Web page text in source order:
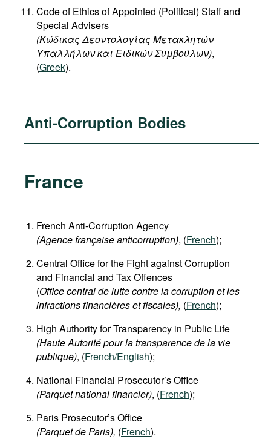
Code of Ethics of Appointed (Political) Staff and
Special Advisers
(Κώδικας Δεοντολογίας Μετακλητών
Υπαλλήλων και Ειδικών Συμβούλων),
(Greek).
Anti-Corruption Bodies
France
French Anti-Corruption Agency
(Agence française anticorruption), (French);
Central Office for the Fight against Corruption
and Financial and Tax Offences
(Office central de lutte contre la corruption et les
infractions financières et fiscales), (French);
High Authority for Transparency in Public Life
(Haute Autorité pour la transparence de la vie
publique), (French/English);
National Financial Prosecutor’s Office
(Parquet national financier), (French);
Paris Prosecutor’s Office
(Parquet de Paris), (French).